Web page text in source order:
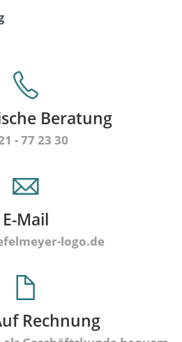
Beratung
- 77 23 30
E-Mail
logo.de
Rechnung